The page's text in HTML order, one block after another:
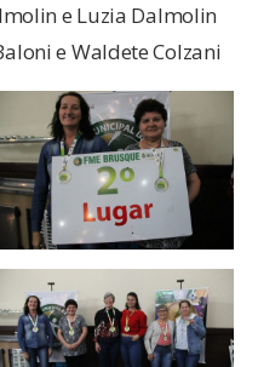
e Luzia Dalmolin
e Waldete Colzani